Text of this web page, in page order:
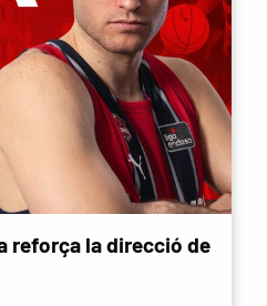
reforça la direcció de